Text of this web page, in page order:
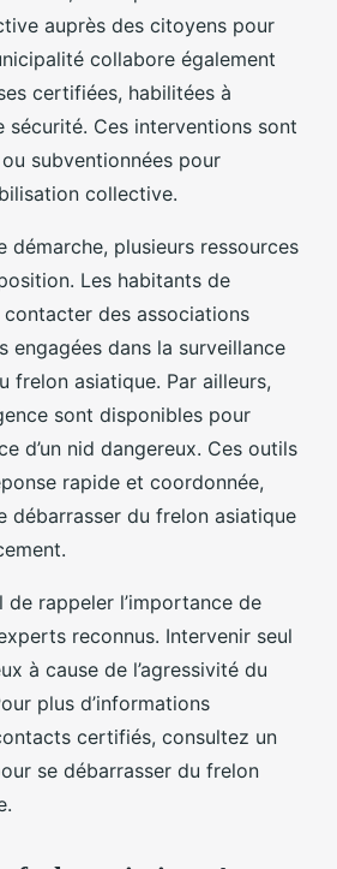
auprès des citoyens pour
collabore également
certifiées, habilitées à
sécurité. Ces interventions sont
subventionnées pour
collective.
démarche, plusieurs ressources
Les habitants de
des associations
engagées dans la surveillance
frelon asiatique. Par ailleurs,
sont disponibles pour
d’un nid dangereux. Ces outils
rapide et coordonnée,
débarrasser du frelon asiatique
de rappeler l’importance de
reconnus. Intervenir seul
à cause de l’agressivité du
plus d’informations
certifiés, consultez un
se débarrasser du frelon